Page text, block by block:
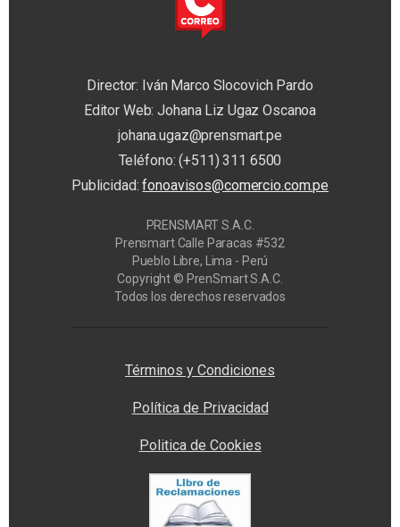
Director: Iván Marco Slocovich Pardo
Editor Web: Johana Liz Ugaz Oscanoa
johana.ugaz@prensmart.pe
Teléfono: (+511) 311 6500
Publicidad:fonoavisos@comercio.com.pe
PRENSMART S.A.C.
Prensmart Calle Paracas #532
Pueblo Libre, Lima - Perú
Copyright © PrenSmart S.A.C.
Todos los derechos reservados
Términos y Condiciones
Política de Privacidad
Politica de Cookies